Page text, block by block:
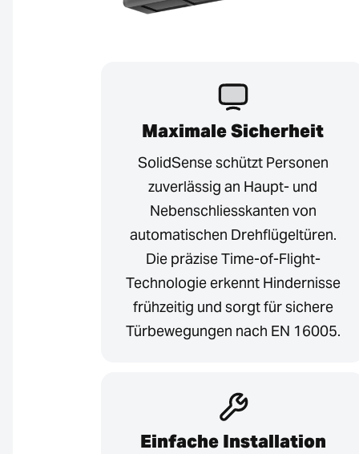
Maximale Sicherheit
SolidSense schützt Personen
zuverlässig an Haupt- und
Nebenschliesskanten von
automatischen Drehflügeltüren.
Die präzise Time-of-Flight-
Technologie erkennt Hindernisse
frühzeitig und sorgt für sichere
Türbewegungen nach EN 16005.
Einfache Installation